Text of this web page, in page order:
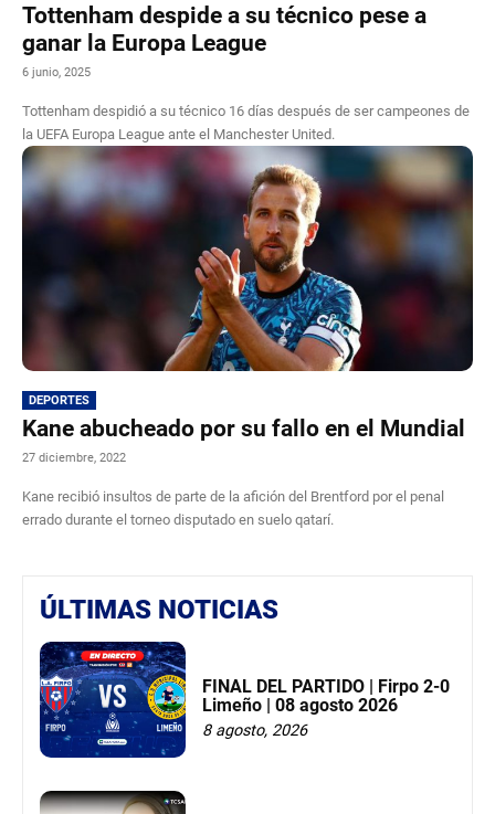
Tottenham despide a su técnico pese a
ganar la Europa League
6 junio, 2025
Tottenham despidió a su técnico 16 días después de ser campeones de
la UEFA Europa League ante el Manchester United.
DEPORTES
Kane abucheado por su fallo en el Mundial
27 diciembre, 2022
Kane recibió insultos de parte de la afición del Brentford por el penal
errado durante el torneo disputado en suelo qatarí.
ÚLTIMAS NOTICIAS
FINAL DEL PARTIDO | Firpo 2-0
Limeño | 08 agosto 2026
8 agosto, 2026